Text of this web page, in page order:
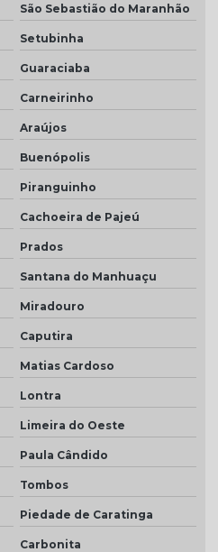
São Sebastião do Maranhão
Setubinha
Guaraciaba
Carneirinho
Araújos
Buenópolis
Piranguinho
Cachoeira de Pajeú
Prados
Santana do Manhuaçu
Miradouro
Caputira
Matias Cardoso
Lontra
Limeira do Oeste
Paula Cândido
Tombos
Piedade de Caratinga
Carbonita